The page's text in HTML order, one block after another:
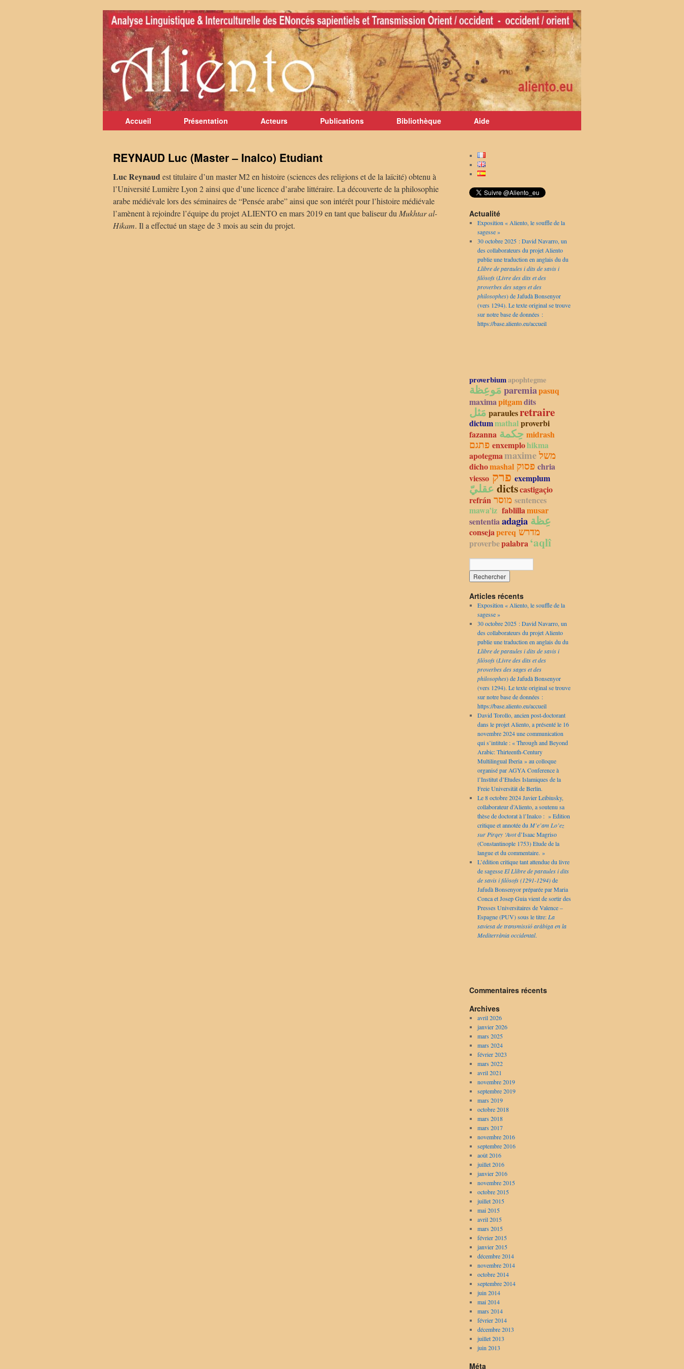
Aller
au
contenu
Accueil Présentation Acteurs Publications Bibliothèque Aide
REYNAUD Luc (Master – Inalco) Etudiant
Luc Reynaudest titulaire d’un master M2 en histoire (sciences des religions et de la laïcité) obtenu à
l’Université Lumière Lyon 2 ainsi que d’une licence d’arabe littéraire. La découverte de la philosophie
arabe médiévale lors des séminaires de “Pensée arabe” ainsi que son intérêt pour l’histoire médiévale
l’amènent à rejoindre l’équipe du projet ALIENTO en mars 2019 en tant que baliseur du Mukhtar al-
Hikam. Il a effectué un stage de 3 mois au sein du projet.
Actualité
Exposition « Aliento, le souffle de la
sagesse »
30 octobre 2025 : David Navarro, un
des collaborateurs du projet Aliento
publie une traduction en anglais du du
Llibre de paraules i dits de savis i
filòsofs(Livre des dits et des
proverbes des sages et des
philosophes) de Jafudà Bonsenyor
(vers 1294). Le texte original se trouve
sur notre base de données :
https://base.aliento.eu/accueil
proverbiumapophtegme
paremiapasuq
maximapitgamdits
paraulesretraire
dictummathalproverbi
fazanna
midrash
enxemplohikma
apotegmamaximeמשל
dichomashal
chria
viesso
exemplum
dictscastigaçio
refrán
sentences
mawa’iz fablillamusar
sententiaadagia عِظة
consejapereq מדרש
proverbepalabra‘aqlî
Articles récents
Exposition « Aliento, le souffle de la
sagesse »
30 octobre 2025 : David Navarro, un
des collaborateurs du projet Aliento
publie une traduction en anglais du du
Llibre de paraules i dits de savis i
filòsofs(Livre des dits et des
proverbes des sages et des
philosophes) de Jafudà Bonsenyor
(vers 1294). Le texte original se trouve
sur notre base de données :
https://base.aliento.eu/accueil
David Torollo, ancien post-doctorant
dans le projet Aliento, a présenté le 16
novembre 2024 une communication
qui s’intitule : « Through and Beyond
Arabic: Thirteenth-Century
Multilingual Iberia » au colloque
organisé par AGYA Conference à
l’Institut d’Etudes Islamiques de la
Freie Universität de Berlin.
Le 8 octobre 2024 Javier Leibiusky,
collaborateur d’Aliento, a soutenu sa
thèse de doctorat à l’Inalco : » Edition
critique et annotée du M’e’am Lo’ez
sur Pirqey ‘Avotd’Isaac Magriso
(Constantinople 1753) Etude de la
langue et du commentaire. »
L’édition critique tant attendue du livre
de sagesse El Llibre de paraules i dits
de savis i filòsofs (1291-1294)de
Jafudà Bonsenyor préparée par Maria
Conca et Josep Guia vient de sortir des
Presses Universitaires de Valence –
Espagne (PUV) sous le titre: La
saviesa de transmissió aràbiga en la
Mediterrània occidental.
Commentaires récents
Archives
avril 2026
janvier 2026
mars 2025
mars 2024
février 2023
mars 2022
avril 2021
novembre 2019
septembre 2019
mars 2019
octobre 2018
mars 2018
mars 2017
novembre 2016
septembre 2016
août 2016
juillet 2016
janvier 2016
novembre 2015
octobre 2015
juillet 2015
mai 2015
avril 2015
mars 2015
février 2015
janvier 2015
décembre 2014
novembre 2014
octobre 2014
septembre 2014
juin 2014
mai 2014
mars 2014
février 2014
décembre 2013
juillet 2013
juin 2013
Méta